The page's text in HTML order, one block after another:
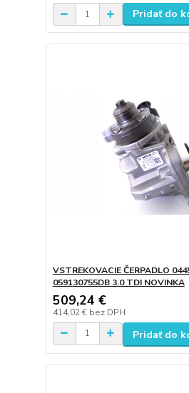
Pridať do
VSTREKOVACIE ČERPADLO
059130755DB 3.0 TDI NOVINKA
509,24 €
414,02 € bez DPH
Pridať do